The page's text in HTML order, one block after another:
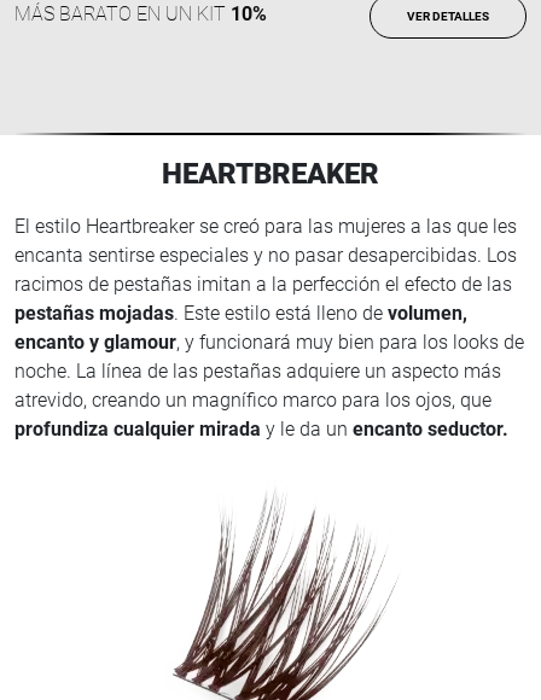
MÁS BARATO EN UN KIT 10% VER DETALLES
HEARTBREAKER
El estilo Heartbreaker se creó para las mujeres a las que les
encanta sentirse especiales y no pasar desapercibidas. Los
racimos de pestañas imitan a la perfección el efecto de las
pestañas mojadas. Este estilo está lleno de volumen,
encanto y glamour, y funcionará muy bien para los looks de
noche. La línea de las pestañas adquiere un aspecto más
atrevido, creando un magnífico marco para los ojos, que
profundiza cualquier mirada y le da un encanto seductor.